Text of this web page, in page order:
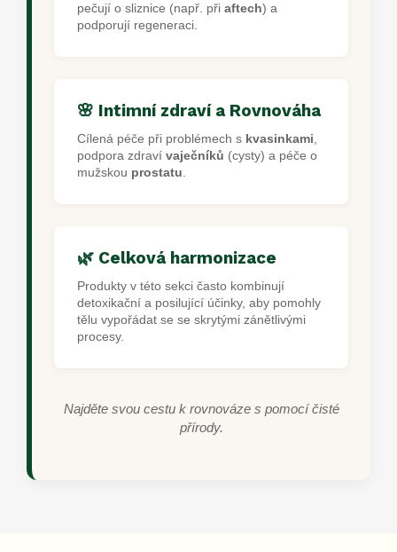
pečují o sliznice (např. při aftech) a
podporují regeneraci.
🌸 Intimní zdraví a Rovnováha
Cílená péče při problémech s kvasinkami
podpora zdraví vaječníků (cysty) a péče o
mužskou prostatu
🌿 Celková harmonizace
Produkty v této sekci často kombinují
detoxikační a posilující účinky, aby pomohly
tělu vypořádat se se skrytými zánětlivými
procesy.
Najděte svou cestu k rovnováze s pomocí čisté
přírody.